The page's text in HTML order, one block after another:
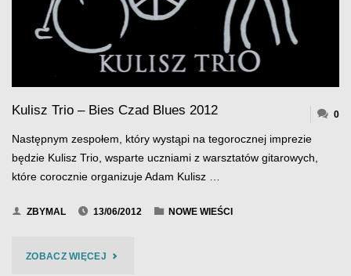
Kulisz Trio – Bies Czad Blues 2012 0
Następnym zespołem, który wystąpi na tegorocznej imprezie
będzie Kulisz Trio, wsparte uczniami z warsztatów gitarowych,
które corocznie organizuje Adam Kulisz …
ZBYMAL 13/06/2012 NOWE WIEŚCI
ZOBACZ WIĘCEJ"KULISZ